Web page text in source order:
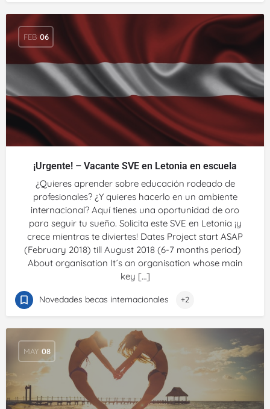
FEB 06
¡Urgente! – Vacante SVE en Letonia en escuela
¿Quieres aprender sobre educación rodeado de
profesionales? ¿Y quieres hacerlo en un ambiente
internacional? Aquí tienes una oportunidad de oro
para seguir tu sueño. Solicita este SVE en Letonia ¡y
crece mientras te diviertes! Dates Project start ASAP
(February 2018) till August 2018 (6-7 months period)
About organisation It´s an organisation whose main
key […]
Novedades becas internacionales +2
MAY 08